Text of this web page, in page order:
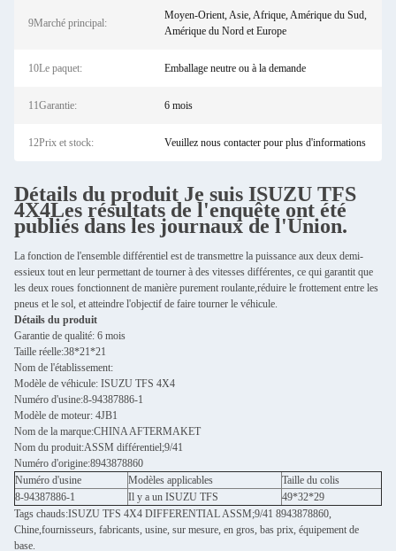
9Marché principal:
Moyen-Orient, Asie, Afrique, Amérique du Sud,
Amérique du Nord et Europe
10Le paquet: Emballage neutre ou à la demande
11Garantie: 6 mois
12Prix et stock: Veuillez nous contacter pour plus d'informations
Détails du produit Je suis ISUZU TFS
4X4Les résultats de l'enquête ont été
publiés dans les journaux de l'Union.
La fonction de l'ensemble différentiel est de transmettre la puissance aux deux demi-
essieux tout en leur permettant de tourner à des vitesses différentes, ce qui garantit que
les deux roues fonctionnent de manière purement roulante,réduire le frottement entre les
pneus et le sol, et atteindre l'objectif de faire tourner le véhicule.
Détails du produit
Garantie de qualité: 6 mois
Taille réelle:38*21*21
Nom de l'établissement:
Modèle de véhicule: ISUZU TFS 4X4
Numéro d'usine:8-94387886-1
Modèle de moteur: 4JB1
Nom de la marque:CHINA AFTERMAKET
Nom du produit:ASSM différentiel;9/41
Numéro d'origine:8943878860
Numéro d'usine
Modèles applicables
Taille du colis
8-94387886-1
Il y a un ISUZU TFS
49*32*29
Tags chauds:ISUZU TFS 4X4 DIFFERENTIAL ASSM;9/41 8943878860,
Chine,fournisseurs, fabricants, usine, sur mesure, en gros, bas prix, équipement de
base.